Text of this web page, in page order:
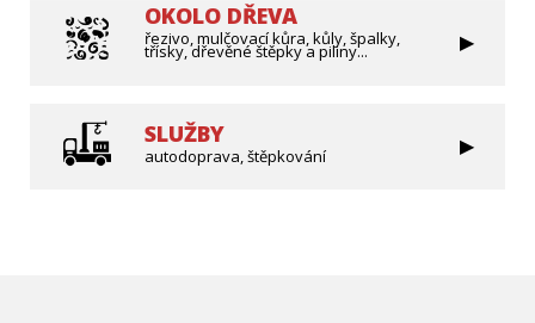
OKOLO DŘEVA
řezivo, mulčovací kůra, kůly, špalky,
třísky, dřevěné štěpky a piliny...
SLUŽBY
autodoprava, štěpkování